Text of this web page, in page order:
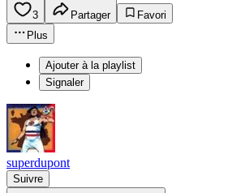
3 Partager
Favori
Plus
Ajouter à la playlist
Signaler
superdupont
Suivre